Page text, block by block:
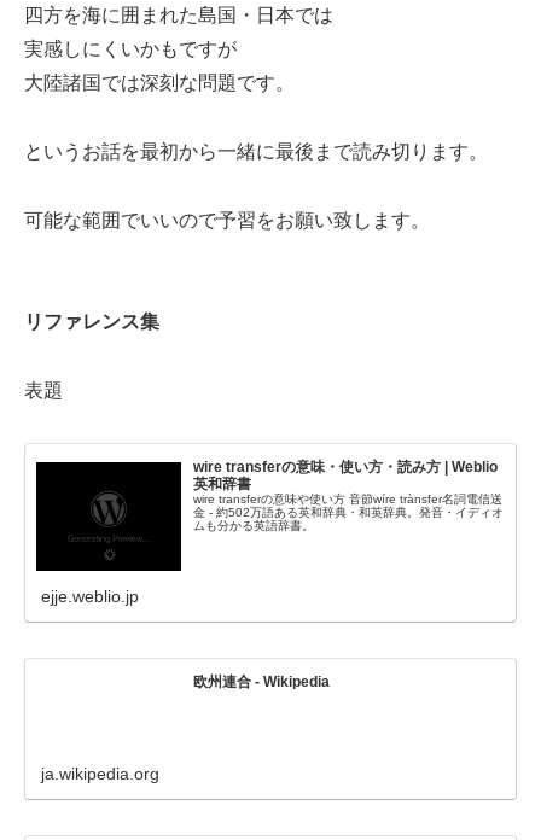
四方を海に囲まれた島国・日本では
実感しにくいかもですが
大陸諸国では深刻な問題です。
というお話を最初から一緒に最後まで読み切ります。
可能な範囲でいいので予習をお願い致します。
リファレンス集
表題
wire transferの意味・使い方・読み方 | Weblio
英和辞書
wire transferの意味や使い方 音節wíre trànsfer名詞電信送
金 - 約502万語ある英和辞典・和英辞典。発音・イディオ
ムも分かる英語辞書。
ejje.weblio.jp
欧州連合 - Wikipedia
ja.wikipedia.org